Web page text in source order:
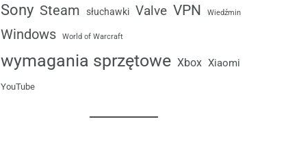
Sony Steam słuchawki Valve VPN Wiedźmin
Windows World of Warcraft
wymagania sprzętowe Xbox Xiaomi
YouTube